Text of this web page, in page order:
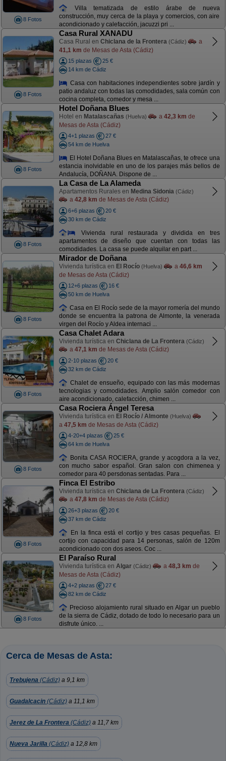
8 Fotos
Villa tematizada de estilo árabe de nueva
construcción, muy cerca de la playa y comercios, con aire
acondicionado y calefacción, jacuzzi pri ...
8 Fotos
Casa Rural XANADU
Casa Rural en Chiclana de la Frontera (Cádiz)
a
41,1 km de Mesas de Asta (Cádiz)
15 plazas
25 €
14 km de Cádiz
Casa con habitaciones independientes sobre jardín y
patio andaluz con todas las comodidades, sala común con
cocina completa, comedor y mesa ...
8 Fotos
Hotel Doñana Blues
Hotel en Matalascañas (Huelva) a 42,3 km de
Mesas de Asta (Cádiz)
4+1 plazas
27 €
54 km de Huelva
El Hotel Doñana Blues en Matalascañas, te ofrece una
estancia inolvidable en uno de los parajes más bellos de
Andalucía, DOÑANA. Dispone de ...
8 Fotos
La Casa de La Alameda
Apartamentos Rurales en Medina Sidonia (Cádiz)
a 42,8 km de Mesas de Asta (Cádiz)
6+6 plazas
20 €
30 km de Cádiz
Vivienda rural restaurada y dividida en tres
apartamentos de diseño que cuentan con todas las
comodidades. La casa se puede alquilar en part ...
8 Fotos
Mirador de Doñana
Vivienda turística en El Rocío (Huelva) a 46,6 km
de Mesas de Asta (Cádiz)
12+6 plazas
16 €
50 km de Huelva
Casa en El Rocío sede de la mayor romería del mundo
donde se encuentra la patrona de Almonte, la venerada
virgen del Rocío y Aldea internaci ...
8 Fotos
Casa Chalet Adara
Vivienda turística en Chiclana de La Frontera (Cádiz)
a 47,1 km de Mesas de Asta (Cádiz)
2-10 plazas
20 €
32 km de Cádiz
Chalet de ensueño, equipado con las más modernas
tecnologias y comodidades. Amplio salón comedor con
aire acondicionado, calefacción, chimen ...
8 Fotos
Casa Rociera Ángel Teresa
Vivienda turística en El Rocío / Almonte (Huelva)
a 47,5 km de Mesas de Asta (Cádiz)
4-20+4 plazas
25 €
64 km de Huelva
Bonita CASA ROCIERA, grande y acogdora a la vez,
con mucho sabor español. Gran salon con chimenea y
comedor para 40 persdonas sentadas. Para ...
8 Fotos
Finca El Estribo
Vivienda turística en Chiclana de La Frontera (Cádiz)
a 47,8 km de Mesas de Asta (Cádiz)
26+3 plazas
20 €
37 km de Cádiz
En la finca está el cortijo y tres casas pequeñas. El
cortijo con capacidad para 14 personas, salón de 120m
acondicionado con dos aseos. Coc ...
8 Fotos
El Paraíso Rural
Vivienda turística en Algar (Cádiz) a 48,3 km de
Mesas de Asta (Cádiz)
4+2 plazas
27 €
82 km de Cádiz
Precioso alojamiento rural situado en Algar un pueblo
de la sierra de Cádiz, dotado de todo lo necesario para un
disfrute único. ...
Cerca de Mesas de Asta:
Trebujena (Cádiz) a 9,1 km
Guadalcacin (Cádiz) a 11,1 km
Jerez de La Frontera (Cádiz) a 11,7 km
Nueva Jarilla (Cádiz) a 12,8 km